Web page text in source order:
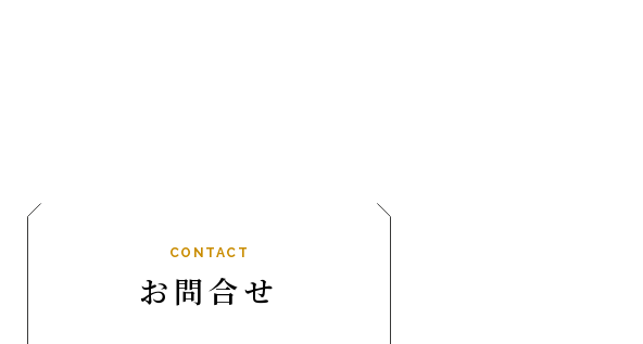
CONTACT
お問合せ